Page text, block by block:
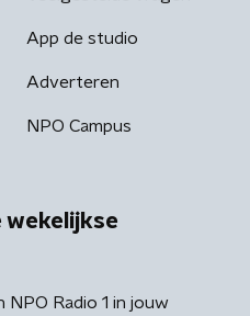
App de studio
Adverteren
NPO Campus
wekelijkse
Radio 1 in jouw